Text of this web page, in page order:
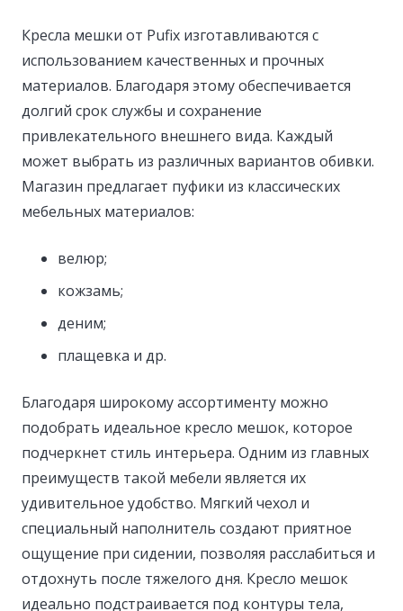
Кресла мешки от Pufix изготавливаются с
использованием качественных и прочных
материалов. Благодаря этому обеспечивается
долгий срок службы и сохранение
привлекательного внешнего вида. Каждый
может выбрать из различных вариантов обивки.
Магазин предлагает пуфики из классических
мебельных материалов:
велюр;
кожзамь;
деним;
плащевка и др.
Благодаря широкому ассортименту можно
подобрать идеальное кресло мешок, которое
подчеркнет стиль интерьера. Одним из главных
преимуществ такой мебели является их
удивительное удобство. Мягкий чехол и
специальный наполнитель создают приятное
ощущение при сидении, позволяя расслабиться и
отдохнуть после тяжелого дня. Кресло мешок
идеально подстраивается под контуры тела,